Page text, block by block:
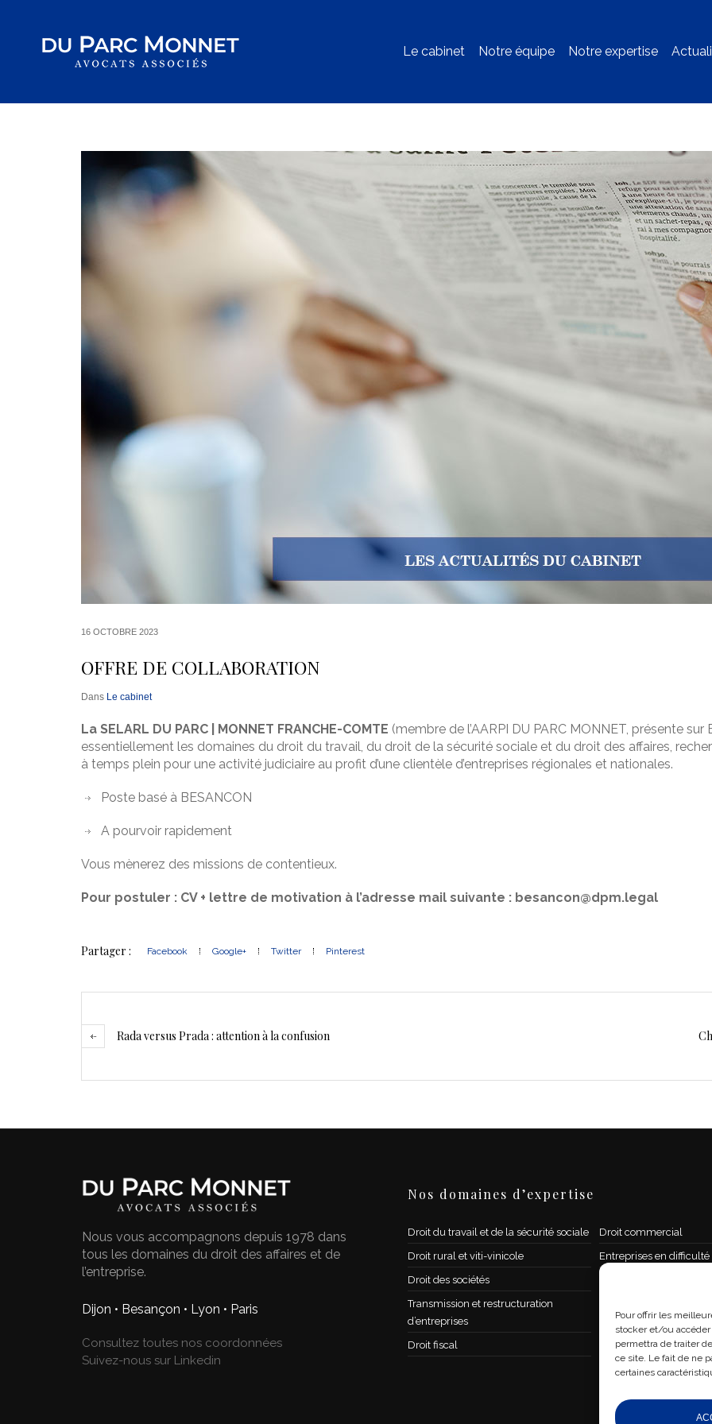
Pour offrir les
stocker et/ou
permettra de traiter
ce site. Le fait de ne
certaines
Le cabinet Notre équipe Notre expertise
16 OCTOBRE 2023
OFFRE DE COLLABORATION
Dans Le cabinet
La SELARL DU PARC | MONNET FRANCHE-COMTE (membre de l’AARPI DU PARC MONNET, présente
essentiellement les domaines du droit du travail, du droit de la sécurité sociale et du droit des affaires,
à temps plein pour une activité judiciaire au profit d’une clientèle d’entreprises régionales et nationales.
Poste basé à BESANCON
A pourvoir rapidement
Vous mènerez des missions de contentieux.
Pour postuler : CV + lettre de motivation à l’adresse mail suivante : besancon@dpm.legal
Partager : Facebook Google+ Twitter Pinterest
Rada versus Prada : attention à la confusion
Nous vous accompagnons depuis 1978 dans
tous les domaines du droit des affaires et de
l’entreprise.
Dijon • Besançon • Lyon • Paris
Consultez toutes nos coordonnées
Suivez-nous sur Linkedin
Nos domaines d’expertise
Droit du travail et de la sécurité sociale
Droit rural et viti-vinicole
Droit des sociétés
Transmission et restructuration
d’entreprises
Droit fiscal
Droit commercial
Entreprises en difficulté
Contrat, concurrence,
Droit immobilier / droit
construction